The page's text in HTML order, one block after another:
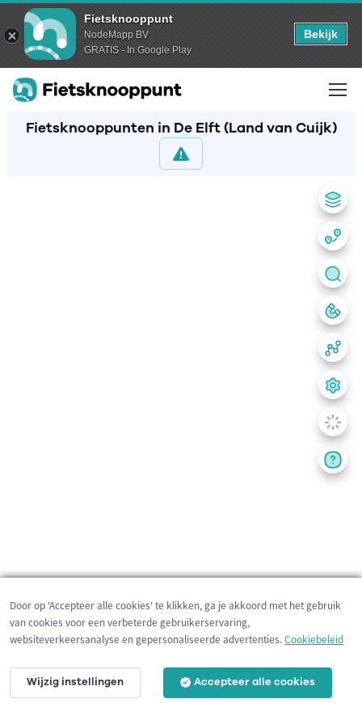
Fietsknooppunt
NodeMapp BV
GRATIS - In Google Play
Bekijk
Fietsknooppunten in De Elft (Land van Cuijk)
200 m
Door op 'Accepteer alle cookies' te klikken, ga je akkoord met het gebruik
van cookies voor een verbeterde gebruikerservaring,
websiteverkeersanalyse en gepersonaliseerde advertenties.Cookiebeleid
Wijzig instellingen Accepteer alle cookies